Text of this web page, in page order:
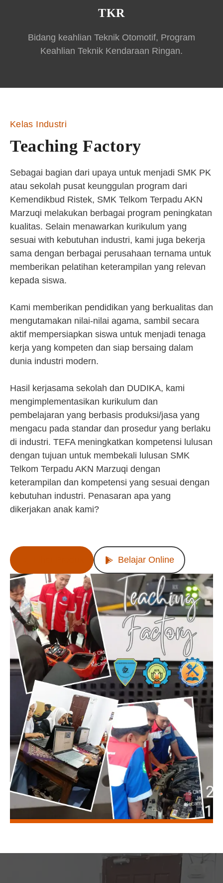
TKR
Bidang keahlian Teknik Otomotif, Program
Keahlian Teknik Kendaraan Ringan.
Kelas Industri
Teaching Factory
Sebagai bagian dari upaya untuk menjadi SMK PK
atau sekolah pusat keunggulan program dari
Kemendikbud Ristek, SMK Telkom Terpadu AKN
Marzuqi melakukan berbagai program peningkatan
kualitas. Selain menawarkan kurikulum yang
sesuai with kebutuhan industri, kami juga bekerja
sama dengan berbagai perusahaan ternama untuk
memberikan pelatihan keterampilan yang relevan
kepada siswa.
Kami memberikan pendidikan yang berkualitas dan
mengutamakan nilai-nilai agama, sambil secara
aktif mempersiapkan siswa untuk menjadi tenaga
kerja yang kompeten dan siap bersaing dalam
dunia industri modern.
Hasil kerjasama sekolah dan DUDIKA, kami
mengimplementasikan kurikulum dan
pembelajaran yang berbasis produksi/jasa yang
mengacu pada standar dan prosedur yang berlaku
di industri. TEFA meningkatkan kompetensi lulusan
dengan tujuan untuk membekali lulusan SMK
Telkom Terpadu AKN Marzuqi dengan
keterampilan dan kompetensi yang sesuai dengan
kebutuhan industri. Penasaran apa yang
dikerjakan anak kami?
Belajar Online